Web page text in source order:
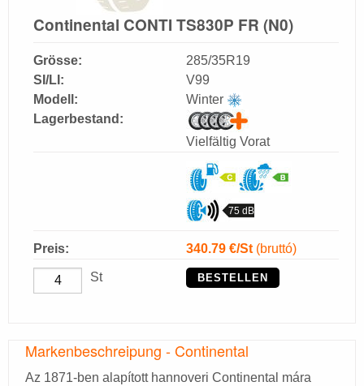
Continental CONTI TS830P FR (N0)
Grösse:
SI/LI:
Modell:
Lagerbestand:
285/35R19
V99
Winter
Vielfältig Vorat
75 dB
Preis: 340.79 €/St (bruttó)
St BESTELLEN
Markenbeschreipung - Continental
Az 1871-ben alapított hannoveri Continental mára